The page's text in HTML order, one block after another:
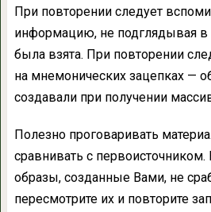
При повторении следует
информацию, не подглядывая в
была взята. При повторении
на мнемонических зацепках —
создавали при получении
Полезно проговаривать
сравнивать с первоисточником.
образы, созданные Вами, не
пересмотрите их и повторите